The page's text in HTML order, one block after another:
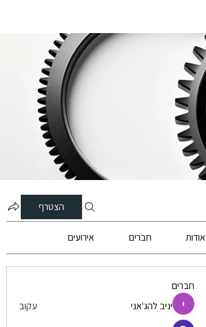
הצטרף
אודות חברים אירועים
חברים
יניב להג'אני
עקוב